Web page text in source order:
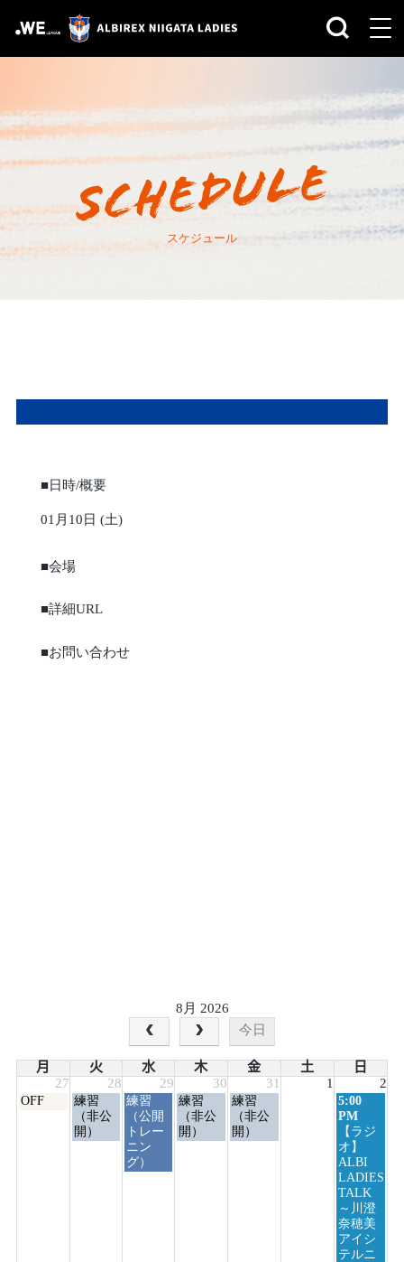
スケジュール
■日時/概要
01月10日 (土)
■会場
■詳細URL
■お問い合わせ
8月 2026
今日
月 火 水 木 金 土
日
27
28 29 30 31 1 2
月
OFF
火
曜
日,
練習
（非公
開）
水
曜
日,
7
月
練習
（公開
トレー
ニン
グ）
木
曜
日,
練習
（非公
開）
金
曜
日,
練習
（非公
開）
日
曜
日,
8
月
2nd
2026
5:00
PM
【ラジ
オ】
ALBI
LADIES
TALK
～川澄
奈穂美
アイシ
テルニ